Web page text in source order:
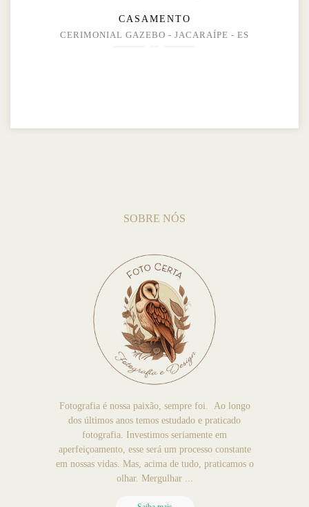
CASAMENTO
CERIMONIAL GAZEBO - JACARAÍPE - ES
SOBRE NÓS
Fotografia é nossa paixão, sempre foi. Ao longo
dos últimos anos temos estudado e praticado
fotografia. Investimos seriamente em
aperfeiçoamento, esse será um processo constante
em nossas vidas. Mas, acima de tudo, praticamos o
olhar. Mergulhar ...